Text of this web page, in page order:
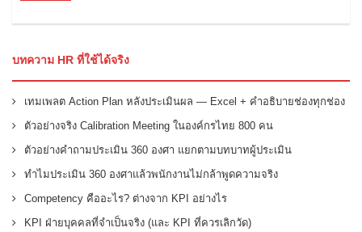
บทความ HR ที่ใช้ได้จริง
เทมเพลต Action Plan หลังประเมินผล — Excel + คำอธิบายช่องทุกช่อง
ตัวอย่างจริง Calibration Meeting ในองค์กรไทย 800 คน
ตัวอย่างคำถามประเมิน 360 องศา แยกตามบทบาทผู้ประเมิน
ทำไมประเมิน 360 องศาแล้วพนักงานไม่กล้าพูดความจริง
Competency คืออะไร? ต่างจาก KPI อย่างไร
KPI ฝ่ายบุคคลที่จำเป็นจริง (และ KPI ที่ควรเลิกวัด)